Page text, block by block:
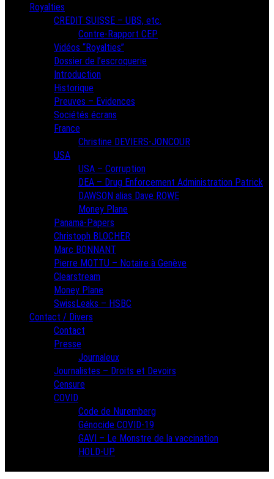
Royalties
CREDIT SUISSE – UBS, etc.
Contre-Rapport CEP
Vidéos “Royalties”
Dossier de l’escroquerie
Introduction
Historique
Preuves – Evidences
Sociétés écrans
France
Christine DEVIERS-JONCOUR
USA
USA – Corruption
DEA – Drug Enforcement Administration Patrick
DAWSON alias Dave ROWE
Money Plane
Panama-Papers
Christoph BLOCHER
Marc BONNANT
Pierre MOTTU – Notaire à Genève
Clearstream
Money Plane
SwissLeaks – HSBC
Contact / Divers
Contact
Presse
Journaleux
Journalistes – Droits et Devoirs
Censure
COVID
Code de Nuremberg
Génocide COVID-19
GAVI – Le Monstre de la vaccination
HOLD-UP